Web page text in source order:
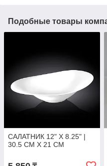
Подобные товары
САЛАТНИК 12" X 8.25" |
30.5 CM X 21 CM